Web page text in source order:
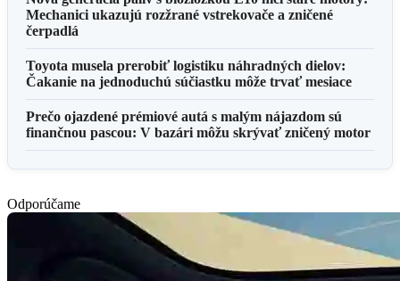
Mechanici ukazujú rozžrané vstrekovače a zničené
čerpadlá
Toyota musela prerobiť logistiku náhradných dielov:
Čakanie na jednoduchú súčiastku môže trvať mesiace
Prečo ojazdené prémiové autá s malým nájazdom sú
finančnou pascou: V bazári môžu skrývať zničený motor
Odporúčame